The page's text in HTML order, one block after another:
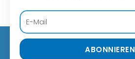
ABONNIEREN